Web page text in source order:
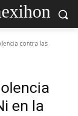
contra las
en la